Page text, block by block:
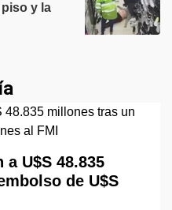
y la
U$S 48.835
de U$S